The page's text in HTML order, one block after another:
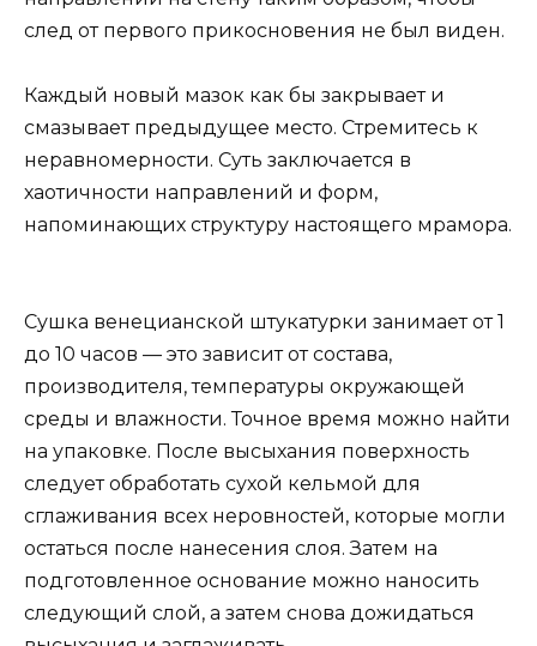
след от первого прикосновения не был виден.
Каждый новый мазок как бы закрывает и
смазывает предыдущее место. Стремитесь к
неравномерности. Суть заключается в
хаотичности направлений и форм,
напоминающих структуру настоящего мрамора.
Сушка венецианской штукатурки занимает от 1
до 10 часов — это зависит от состава,
производителя, температуры окружающей
среды и влажности. Точное время можно найти
на упаковке. После высыхания поверхность
следует обработать сухой кельмой для
сглаживания всех неровностей, которые могли
остаться после нанесения слоя. Затем на
подготовленное основание можно наносить
следующий слой, а затем снова дожидаться